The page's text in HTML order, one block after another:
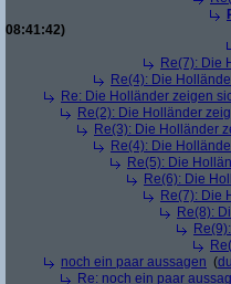
08:41:42)
Re(7): Die
Re(4): Die
Re: Die Holländer zeigen
Re(2): Die Holländer
Re(3): Die Holländer
Re(4): Die
Re(5): Die
Re(6): Die
Re(7): Die
Re(8):
noch ein paar aussagen (
Re: noch ein paar